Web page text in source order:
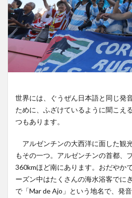
世界には、ぐうぜん日本語と同じ発
ために、ふざけているように聞こえ
つもあります。
アルゼンチンの大西洋に面した観
もその一つ。アルゼンチンの首都、
360kmほど南にあります。おだやか
ーズン中はたくさんの海水浴客でに
で「Mar de Ajo」という地名で、発